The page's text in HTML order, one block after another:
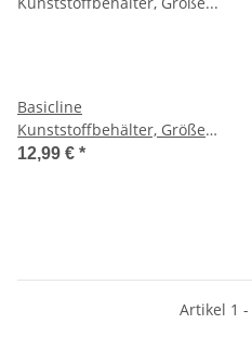
Basicline
Kunststoffbehälter, Größe
40x30x27cm auf Europalette
12,99 € *
Artikel 1